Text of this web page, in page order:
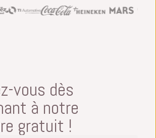
vous dès
à notre
gratuit !